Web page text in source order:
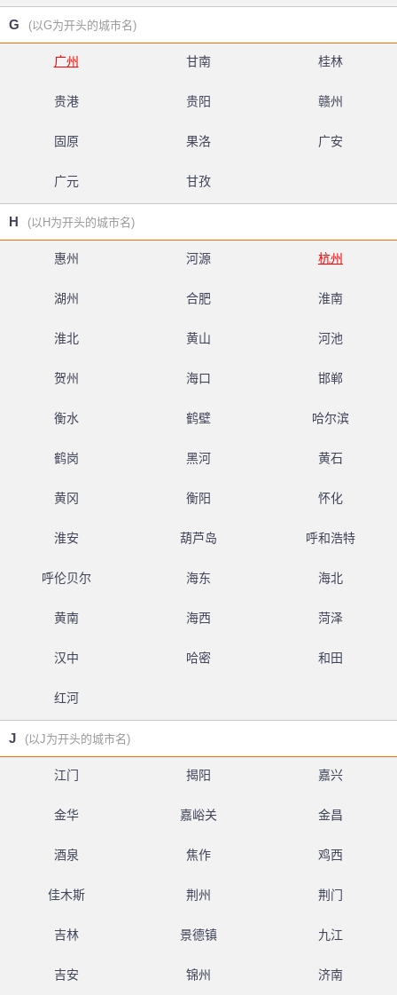
G (以G为开头的城市名)
广州 甘南 桂林
贵港 贵阳 赣州
固原 果洛 广安
广元 甘孜
H (以H为开头的城市名)
惠州 河源 杭州
湖州 合肥 淮南
淮北 黄山 河池
贺州 海口 邯郸
衡水 鹤壁 哈尔滨
鹤岗 黑河 黄石
黄冈 衡阳 怀化
淮安 葫芦岛 呼和浩特
呼伦贝尔 海东 海北
黄南 海西 菏泽
汉中 哈密 和田
红河
J (以J为开头的城市名)
江门 揭阳 嘉兴
金华 嘉峪关 金昌
酒泉 焦作 鸡西
佳木斯 荆州 荆门
吉林 景德镇 九江
吉安 锦州 济南